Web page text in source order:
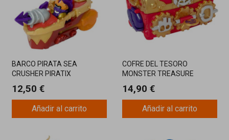
BARCO PIRATA SEA
CRUSHER PIRATIX
12,50 €
Añadir al carrito
COFRE DEL TESORO
MONSTER TREASURE
14,90 €
Añadir al carrito